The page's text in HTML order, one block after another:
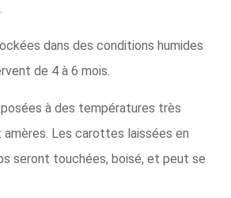
dans des conditions humides
de 4 à 6 mois.
à des températures très
Les carottes laissées en
seront touchées, boisé, et peut se